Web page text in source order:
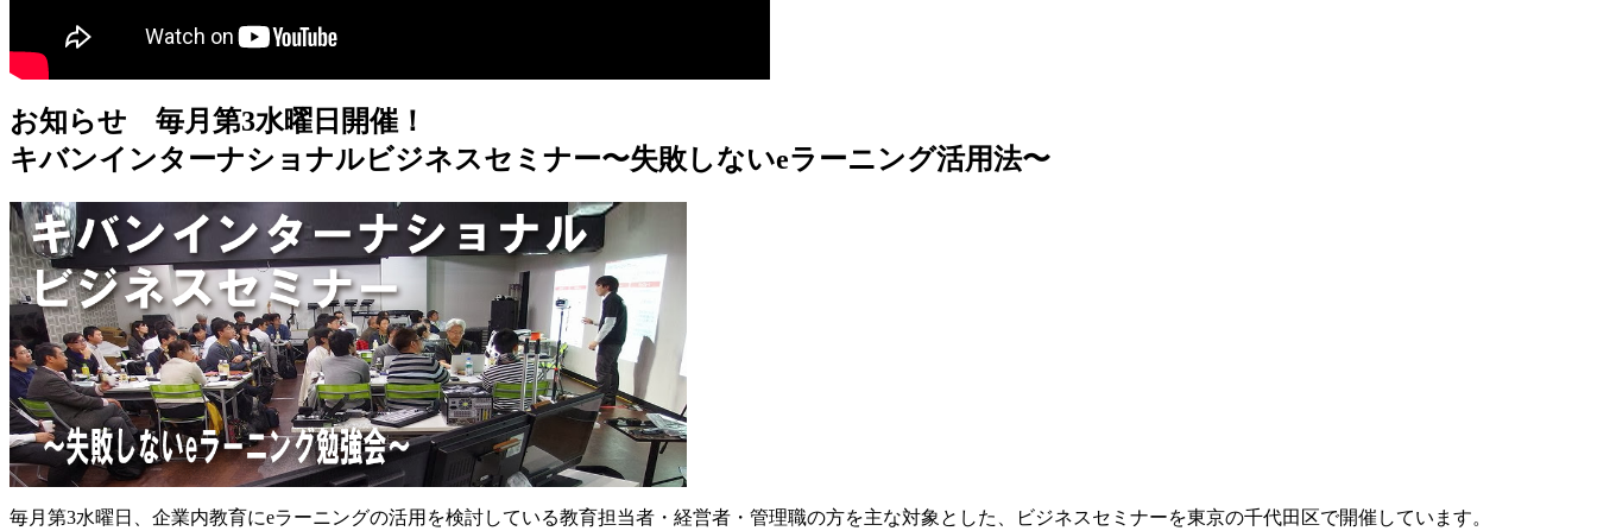
お知らせ 毎月第3水曜日開催！
キバンインターナショナルビジネスセミナー〜失敗しないeラーニング活用法〜
毎月第3水曜日、企業内教育にeラーニングの活用を検討している教育担当者・経営者・管理職の方を主な対象とした、ビジネスセミナーを東京の千代田区で開催しています。